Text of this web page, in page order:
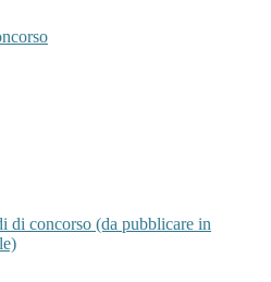
di concorso (da pubblicare in